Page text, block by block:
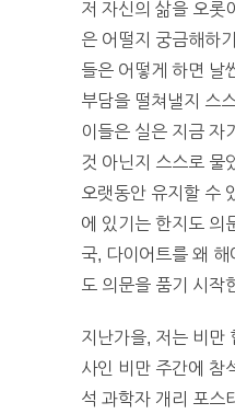
저 자신의 삶을 오롯
은 어떨지 궁금해하
들은 어떻게 하면 날
부담을 떨쳐낼지 스
이들은 실은 지금 자
것 아닌지 스스로 물
오랫동안 유지할 수
에 있기는 한지도 의
국, 다이어트를 왜 해
도 의문을 품기 시작
지난가을, 저는 비만
사인 비만 주간에 참
석 과학자 개리 포스